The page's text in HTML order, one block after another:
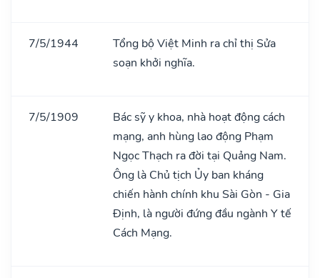
7/5/1944
Tổng bộ Việt Minh ra chỉ thị Sửa
soạn khởi nghĩa.
7/5/1909
Bác sỹ y khoa, nhà hoạt động cách
mạng, anh hùng lao động Phạm
Ngọc Thạch ra đời tại Quảng Nam.
Ông là Chủ tịch Ủy ban kháng
chiến hành chính khu Sài Gòn - Gia
Định, là người đứng đầu ngành Y tế
Cách Mạng.